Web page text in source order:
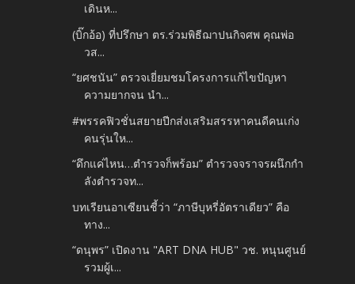
เดินห...
(บิ๊กอ้อ) ที่ปรึกษา ตร.ร่วมพิธีฌาปนกิจศพ คุณพ่อ
วส...
“ยศชนัน” ตรวจเยี่ยมชมโครงการแก้ไขปัญหา
ความยากจน นำ...
#พรรคฟิวชั่นสยายปีกส่งเสริมสรรหาคนดีคนเก่ง
คนรุ่นให...
“ดึกแค่ไหน…ตำรวจก็พร้อม” ตำรวจจราจรผนึกกำ
ลังตำรวจท...
บทเรียนอาเซียนชี้ว่า “ภาษีบุหรี่อัตราเดียว” คือ
ทาง...
“ดนุพร” เปิดงาน "ART DNA HUB" วช. หนุนศูนย์
รวมผู้เ...